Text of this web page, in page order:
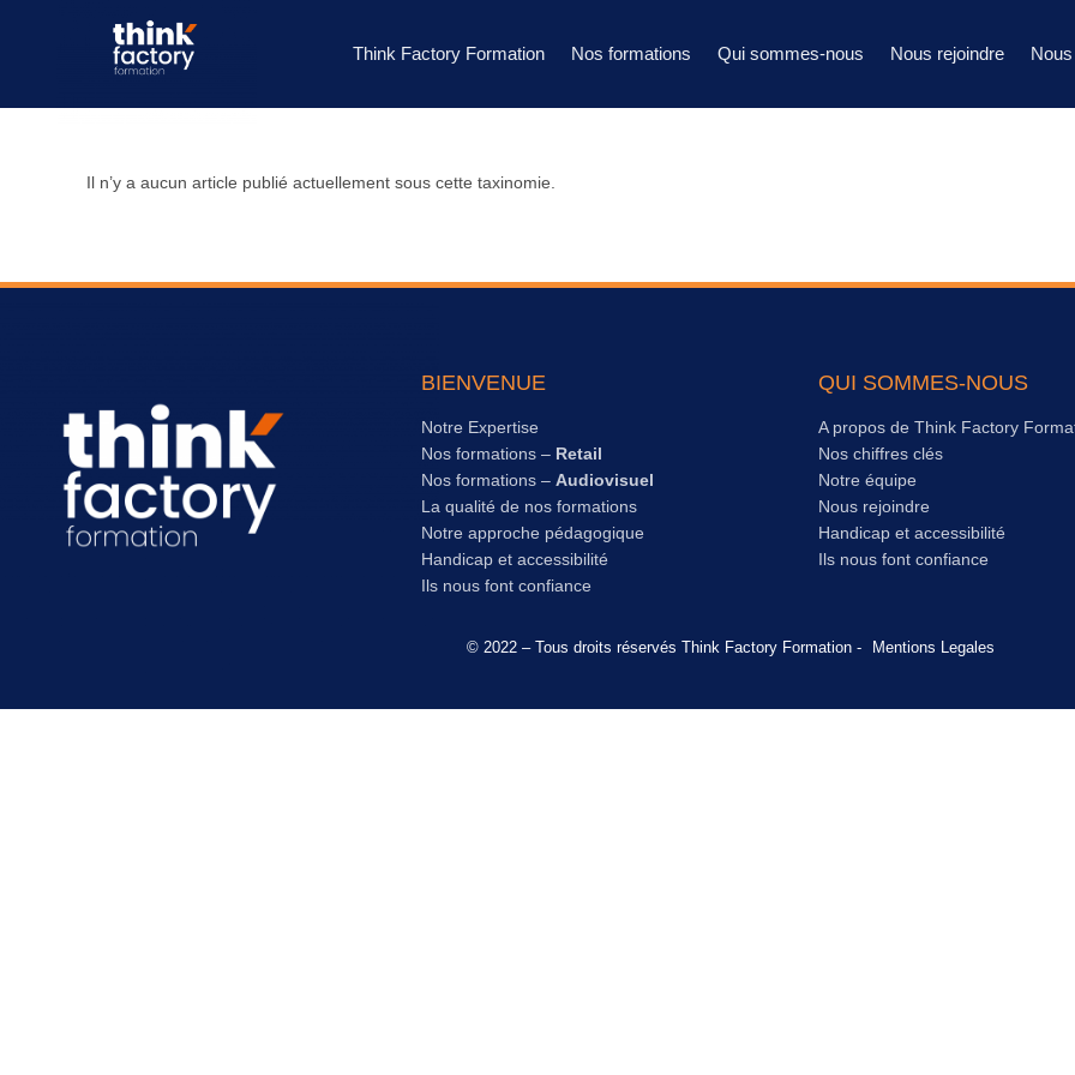
Think Factory Formation Nos formations Qui sommes-nous Nous rejoindre
Il n’y a aucun article publié actuellement sous cette taxinomie.
BIENVENUE
Notre Expertise
Nos formations – Retail
Nos formations – Audiovisuel
La qualité de nos formations
Notre approche pédagogique
Handicap et accessibilité
Ils nous font confiance
QUI SOMMES-NOUS
A propos de Think Factory
Nos chiffres clés
Notre équipe
Nous rejoindre
Handicap et accessibilité
Ils nous font confiance
© 2022 – Tous droits réservés Think Factory Formation - Mentions Legales